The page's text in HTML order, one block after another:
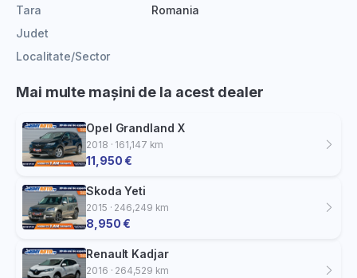
Tara
Romania
Judet
Localitate/Sector
Mai multe mașini de la acest dealer
Opel Grandland X
2018 · 161,147 km
11,950 €
Skoda Yeti
2015 · 246,249 km
8,950 €
Renault Kadjar
2016 · 264,529 km